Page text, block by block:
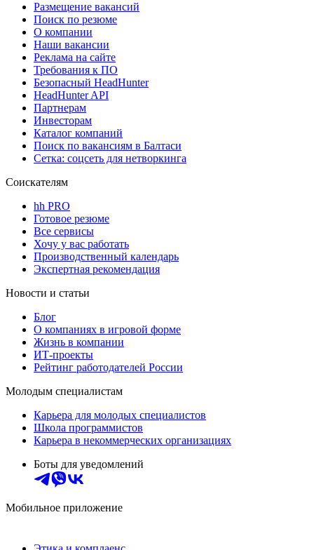
Размещение вакансий
Поиск по резюме
О компании
Наши вакансии
Реклама на сайте
Требования к ПО
Безопасный HeadHunter
HeadHunter API
Партнерам
Инвесторам
Каталог компаний
Поиск по вакансиям в Балтаси
Сетка: соцсеть для нетворкинга
Соискателям
hh PRO
Готовое резюме
Все сервисы
Хочу у вас работать
Производственный календарь
Экспертная рекомендация
Новости и статьи
Блог
О компаниях в игровой форме
Жизнь в компании
ИТ-проекты
Рейтинг работодателей России
Молодым специалистам
Карьера для молодых специалистов
Школа программистов
Карьера в некоммерческих организациях
Боты для уведомлений
Мобильное приложение